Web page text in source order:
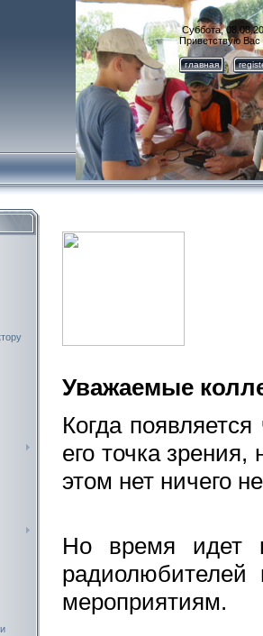
Суббота,
Приветствую Вас
главная
Уважаемые
Когда
его точка
этом нет ничего
Но время идет
мероприятиям.